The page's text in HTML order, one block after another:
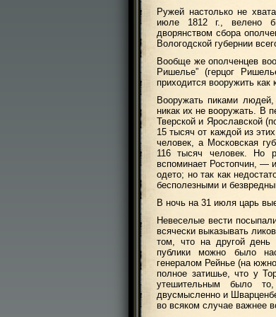
Ружей настолько не
июле 1812 г., велено
дворянством сбора
Вологодской губернии
Вообще же ополченцев
Ришелье” (герцог
приходится вооружить как
Вооружать пиками
никак их не вооружать. В
Тверской и Ярославской
15 тысяч от каждой из
человек, а Московская
116 тысяч человек. Но
вспоминает Ростопчин, —
одето; но так как
бесполезными и
В ночь на 31 июля царь
Невеселые вести
всячески выказывать
том, что на другой
публики можно было
генералом Рейнье (на
полное затишье, что у
утешительным было то,
двусмысленно и
во всяком случае важнее